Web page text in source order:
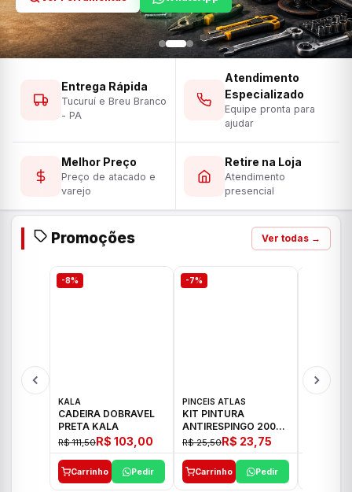
Entrega Rápida
Tucuruí e Breu Branco
- PA
Atendimento
Especializado
Equipe pronta para
ajudar
Melhor Preço
Preço de atacado e
varejo
Retire na Loja
Atendimento
presencial
Promoções Ver todas →
-8%
KALA
CADEIRA DOBRAVEL
PRETA KALA
R$ 111,50R$ 103,00
Carrinho Pedir
-7%
PINCEIS ATLAS
KIT PINTURA
ANTIRESPINGO 2003
ATLAS 03 PCS
R$ 25,50R$ 23,75
Carrinho Pedir